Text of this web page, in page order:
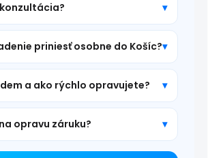
priniesť osobne do Košíc?
a ako rýchlo opravujete?
opravu záruku?